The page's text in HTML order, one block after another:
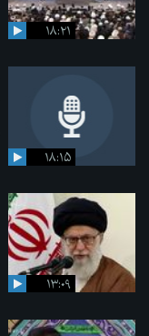
۱۸:۲۱
۱۸:۱۵
۱۳:۰۹